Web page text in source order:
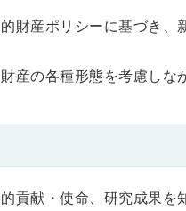
財産ポリシーに基づき
産の各種形態を考慮しな
貢献・使命、研究成果